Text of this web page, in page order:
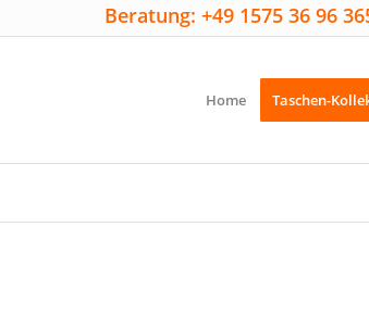
Beratung: +49 1575 36 96
Home Taschen-